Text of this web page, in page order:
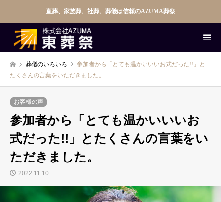
直葬、家族葬、社葬、葬儀は信頼のAZUMA葬祭
葬儀のいろいろ
参加者から「とても温かいいいお式だった!!」と
たくさんの言葉をいただきました。
お客様の声
参加者から「とても温かいいいお
式だった!!」とたくさんの言葉をい
ただきました。
2022.11.10